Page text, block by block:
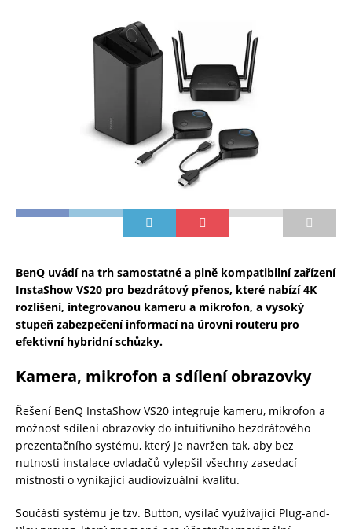
BenQ uvádí na trh samostatné a plně kompatibilní zařízení
InstaShow VS20 pro bezdrátový přenos, které nabízí 4K
rozlišení, integrovanou kameru a mikrofon, a vysoký
stupeň zabezpečení informací na úrovni routeru pro
efektivní hybridní schůzky.
Kamera, mikrofon a sdílení obrazovky
Řešení BenQ InstaShow VS20 integruje kameru, mikrofon a
možnost sdílení obrazovky do intuitivního bezdrátového
prezentačního systému, který je navržen tak, aby bez
nutnosti instalace ovladačů vylepšil všechny zasedací
místnosti o vynikající audiovizuální kvalitu.
Součástí systému je tzv. Button, vysílač využívající Plug-and-